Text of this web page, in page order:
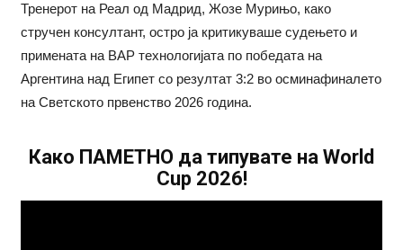
Тренерот на Реал од Мадрид, Жозе Мурињо, како
стручен консултант, остро ја критикуваше судењето и
примената на ВАР технологијата по победата на
Аргентина над Египет со резултат 3:2 во осминафиналето
на Светското првенство 2026 година.
Како ПАМЕТНО да типувате на World
Cup 2026!